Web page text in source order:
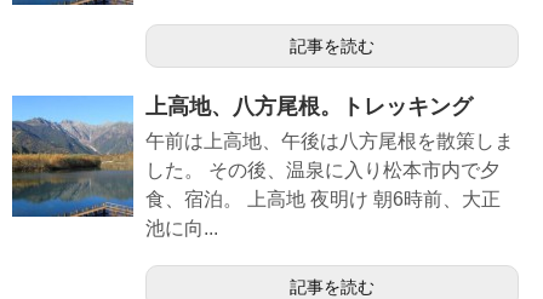
記事を読む
上高地、八方尾根。トレッキング
午前は上高地、午後は八方尾根を散策しま
した。 その後、温泉に入り松本市内で夕
食、宿泊。 上高地 夜明け 朝6時前、大正
池に向...
記事を読む